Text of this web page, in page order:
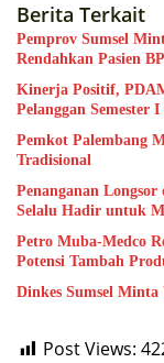
Berita Terkait
Pemprov Sumsel
Rendahkan Pasien
Kinerja Positif,
Pelanggan Semester I
Pemkot Palembang
Tradisional
Penanganan
Selalu Hadir untuk
Petro Muba-Medco
Potensi Tambah
Dinkes Sumsel
Post Views: